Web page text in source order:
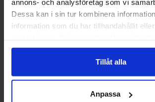
annons- och analysföretag som vi
Dessa kan i sin tur kombinera
information som du har tillhandahållit
Tillåt alla
Anpassa
Lämna en kommentar